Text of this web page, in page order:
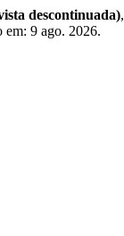
descontinuada),
em: 9 ago. 2026.